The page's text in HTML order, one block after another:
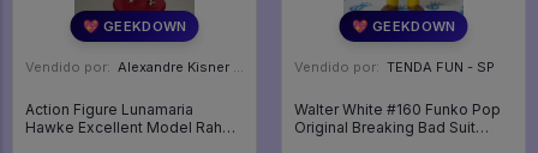
💖 GEEKDOWN
Vendido por: Alexandre Kisner - PR
Action Figure Lunamaria
Hawke Excellent Model Rah
💖 GEEKDOWN
Vendido por: TENDA FUN - SP
Walter White #160 Funko Pop
Original Breaking Bad Suit